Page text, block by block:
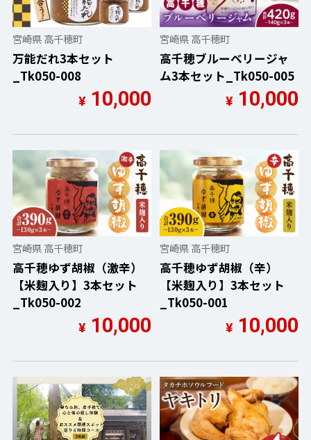
宮崎県 高千穂町
万能だれ3本セット
_Tk050-008
¥10,000
宮崎県 高千穂町
高千穂ブルーベリージャ
ム3本セット_Tk050-005
¥10,000
宮崎県 高千穂町
高千穂ゆず胡椒（激辛）
【米麹入り】3本セット
_Tk050-002
¥10,000
宮崎県 高千穂町
高千穂ゆず胡椒（辛）
【米麹入り】3本セット
_Tk050-001
¥10,000